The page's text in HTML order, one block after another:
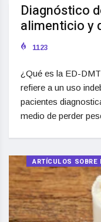
Diagnóstico
alimenticio y
1123
¿Qué es la ED-
refiere a un uso
pacientes
medio de perder
ARTÍCULOS SOBRE